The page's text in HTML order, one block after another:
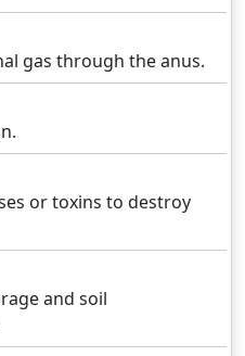
gas through the anus.
or toxins to destroy
and soil